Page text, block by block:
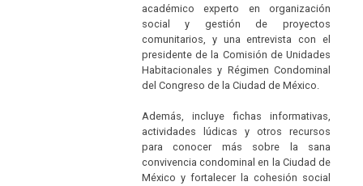
académico experto en organización
social y gestión de proyectos
comunitarios, y una entrevista con el
presidente de la Comisión de Unidades
Habitacionales y Régimen Condominal
del Congreso de la Ciudad de México.
Además, incluye fichas informativas,
actividades lúdicas y otros recursos
para conocer más sobre la sana
convivencia condominal en la Ciudad de
México y fortalecer la cohesión social